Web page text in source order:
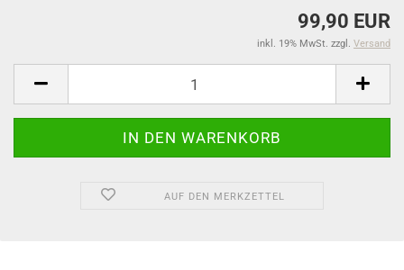
99,90 EUR
inkl. 19% MwSt. zzgl. Versand
AUF DEN MERKZETTEL